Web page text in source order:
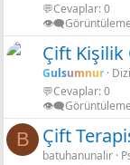
💬Cevaplar 0
👁️‍🗨️Görüntüleme
Çift Kişilik
Gulsumnur
💬Cevaplar 0
👁️‍🗨️Görüntüleme
B Çift
batuhanunalir